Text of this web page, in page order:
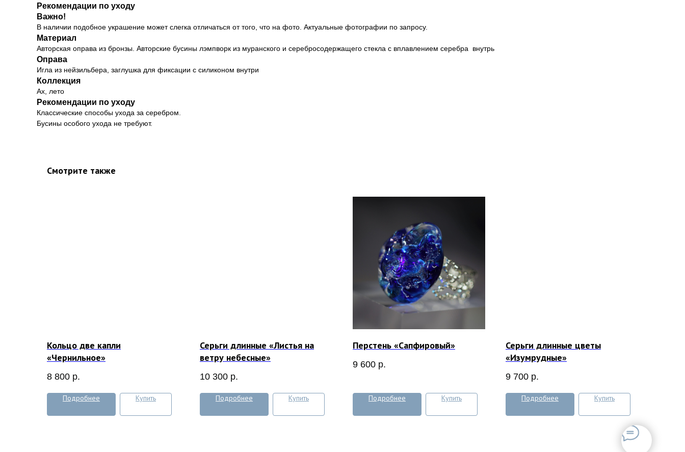
Рекомендации по уходу
Важно!
В наличии подобное украшение может слегка отличаться от того, что на фото. Актуальные фотографии по запросу.
Материал
Авторская оправа из бронзы. Авторские бусины лэмпворк из муранского и серебросодержащего стекла с вплавлением серебра внутрь
Оправа
Игла из нейзильбера, заглушка для фиксации с силиконом внутри
Коллекция
Ах, лето
Рекомендации по уходу
Классические способы ухода за серебром.
Бусины особого ухода не требуют.
Смотрите также
Кольцо две капли
«Чернильное»
8 800 р.
Подробнее Купить
Серьги длинные «Листья на
ветру небесные»
10 300 р.
Подробнее Купить
Перстень «Сапфировый»
9 600 р.
Подробнее Купить
Серьги длинные цветы
«Изумрудные»
9 700 р.
Подробнее Купить